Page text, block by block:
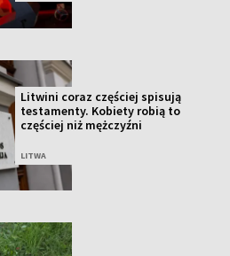
Litwini coraz częściej spisują
testamenty. Kobiety robią to
częściej niż mężczyźni
LITWA